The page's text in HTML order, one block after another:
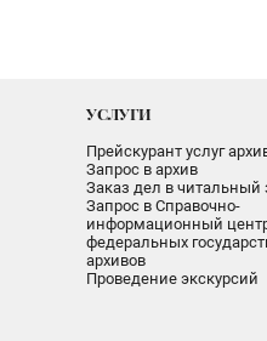
УСЛУГИ
Прейскурант услуг
Запрос в архив
Заказ дел в читальный
Запрос в Справочно-
информационный
федеральных
архивов
Проведение экскурсий